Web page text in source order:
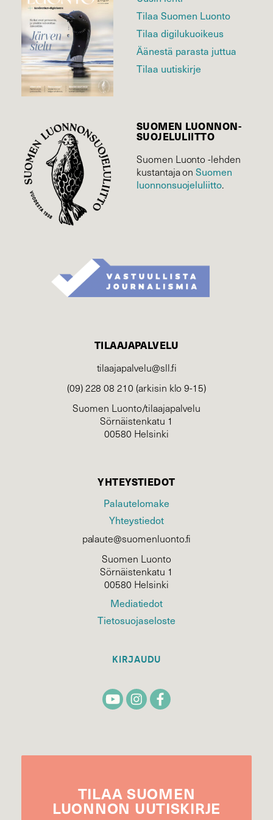
Tilaa Suomen Luonto
Tilaa digilukuoikeus
Äänestä parasta juttua
Tilaa uutiskirje
SUOMEN LUONNON­
SUOJELU­LIITTO
Suomen Luonto -lehden
kustantaja onSuomen
luonnonsuojelu­liitto.
TILAAJAPALVELU
tilaajapalvelu@sll.fi
(09) 228 08 210 (arkisin klo 9-15)
Suomen Luonto/tilaajapalvelu
Sörnäistenkatu 1
00580 Helsinki
YHTEYSTIEDOT
Palautelomake
Yhteystiedot
palaute@suomenluonto.fi
Suomen Luonto
Sörnäistenkatu 1
00580 Helsinki
Mediatiedot
Tietosuojaseloste
KIRJAUDU
TILAA SUOMEN
LUONNON UUTIS­KIRJE